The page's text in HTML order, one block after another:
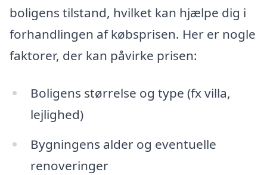
boligens tilstand, hvilket kan hjælpe dig i
forhandlingen af købsprisen. Her er nogle
faktorer, der kan påvirke prisen:
Boligens størrelse og type (fx villa,
lejlighed)
Bygningens alder og eventuelle
renoveringer